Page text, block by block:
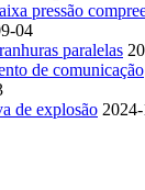
pressão
04
paralelas
de comunicação
de explosão